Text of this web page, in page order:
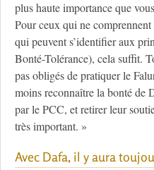
plus haute importance que
Pour ceux qui ne
qui peuvent s’identifier aux
Bonté-Tolérance), cela suffit.
pas obligés de pratiquer le
moins reconnaître la bonté de
par le PCC, et retirer leur
très important. »
Avec Dafa, il y aura